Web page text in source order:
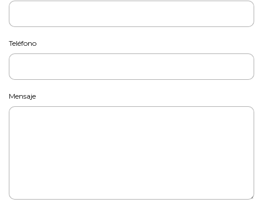
Teléfono
Mensaje